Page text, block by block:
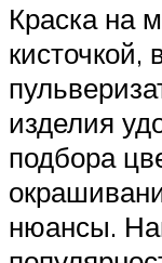
Краска на
кисточкой,
изделия
подбора
нюансы.